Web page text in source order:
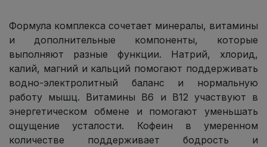
Формула комплекса сочетает минералы, витамины
и дополнительные компоненты, которые
выполняют разные функции. Натрий, хлорид,
калий, магний и кальций помогают поддерживать
водно-электролитный баланс и нормальную
работу мышц. Витамины B6 и B12 участвуют в
энергетическом обмене и помогают уменьшать
ощущение усталости. Кофеин в умеренном
количестве поддерживает бодрость и